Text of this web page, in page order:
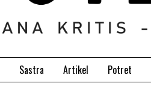
Sastra Artikel Potret